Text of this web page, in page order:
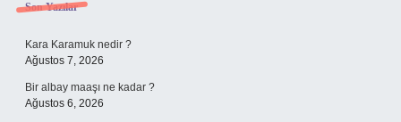
Sidebar
Son Yazılar
Kara Karamuk nedir ?
Ağustos 7, 2026
Bir albay maaşı ne kadar ?
Ağustos 6, 2026